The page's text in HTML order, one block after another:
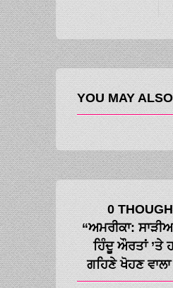
YOU MAY
0
“ਅਮਰੀਕਾ:
ਹਿੰਦੂ ਔਰਤਾਂ ’ਤੇ
ਗਹਿਣੇ ਖੋਹਣ